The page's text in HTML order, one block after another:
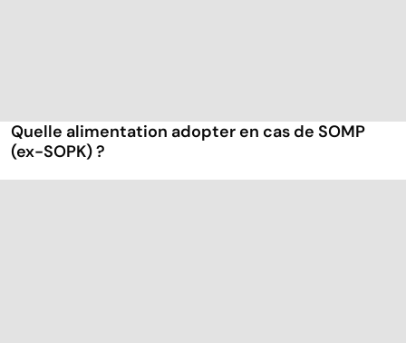
Quelle alimentation adopter en cas de SOMP
(ex-SOPK) ?